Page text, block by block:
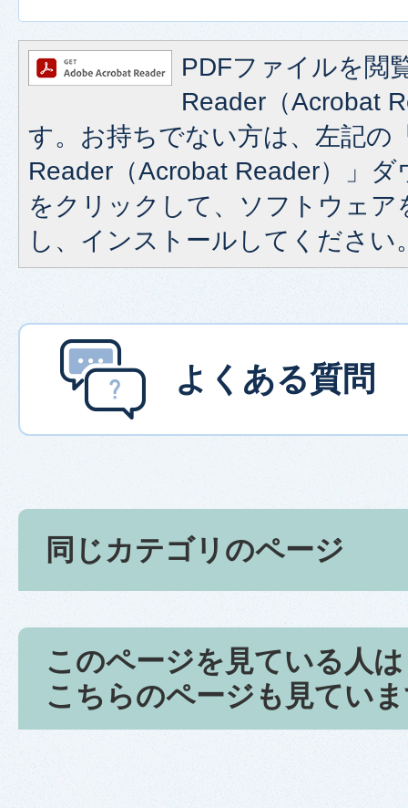
PDFファイルを閲
Reader（Acrobat
す。お持ちでない方は、左記の
Reader（Acrobat Reader）」
をクリックして、ソフトウェア
し、インストールしてください
よくある質問
同じカテゴリのページ
このページを見ている人は
こちらのページも見てい